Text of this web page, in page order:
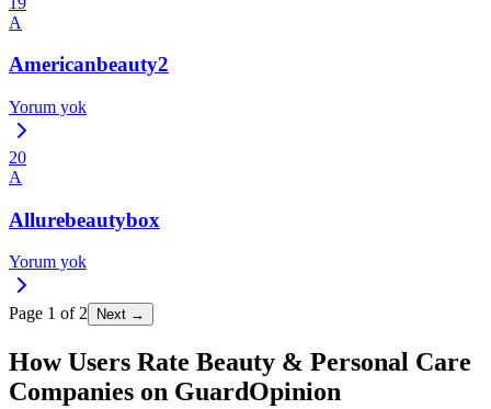
A
Americanbeauty2
Yorum yok
20
A
Allurebeautybox
Yorum yok
Page 1 of2 Next →
How Users Rate Beauty & Personal Care
Companies on GuardOpinion